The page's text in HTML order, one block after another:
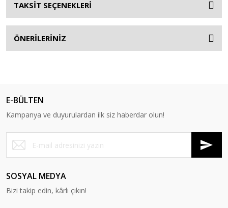
TAKSİT SEÇENEKLERİ
ÖNERİLERİNİZ
E-BÜLTEN
Kampanya ve duyurulardan ilk siz haberdar olun!
SOSYAL MEDYA
Bizi takip edin, kârlı çıkın!